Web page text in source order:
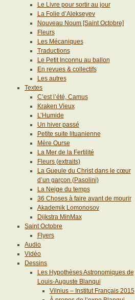
Le Livre pour sortir au jour
La Folie d’Alekseyev
Nouveau Noum [Saint Octobre]
Fleurs
Les Mécaniques
Traductions
Le Petit Inconnu au ballon
En revues & collectifs
Les autres
Textes
C’est l’été, Camus
Kraken Vieux
L’Humide
Un hiver passé
Petite suite lituanienne
Mère Ourse
La Mer de la Fertilité
Fleurs (extraits)
La Gueule du Christ dans le cœur
d’un garçon (Pasolini)
La Neige du temps
36 Choses à faire avant de mourir
Akademik Lomonosov
Dijkstra MinMax
Saint Octobre
Flyers
Audio
Vidéo
Dessins
Les Hypothèses Astronomiques de
Louis-Auguste Blanqui
Vilnius – Institut Français 2015